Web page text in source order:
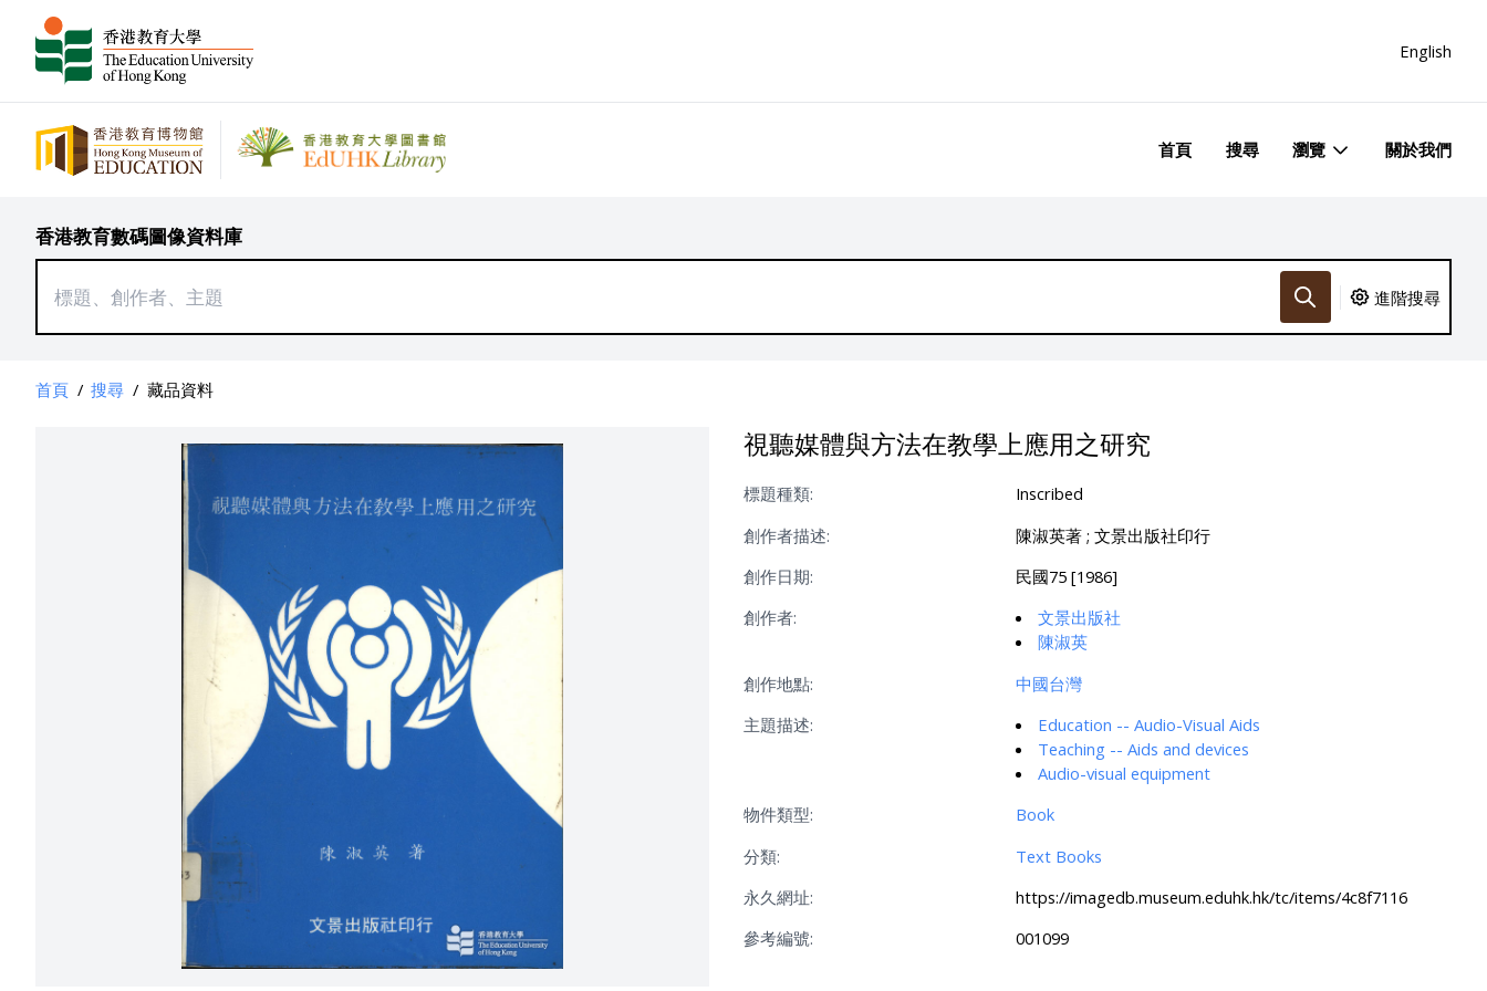
English
首頁 搜尋 瀏覽 關於我們
香港教育數碼圖像資料庫
進階搜尋
首頁 / 搜尋 / 藏品資料
視聽媒體與方法在教學上應用之研究
標題種類:
Inscribed
創作者描述:
陳淑英著 ; 文景出版社印行
創作日期:
民國75 [1986]
創作者:
文景出版社
陳淑英
創作地點:
中國台灣
主題描述:
Education -- Audio-Visual Aids
Teaching -- Aids and devices
Audio-visual equipment
物件類型:
Book
分類:
Text Books
永久網址:
https://imagedb.museum.eduhk.hk/tc/items/4c8f7116
參考編號:
001099